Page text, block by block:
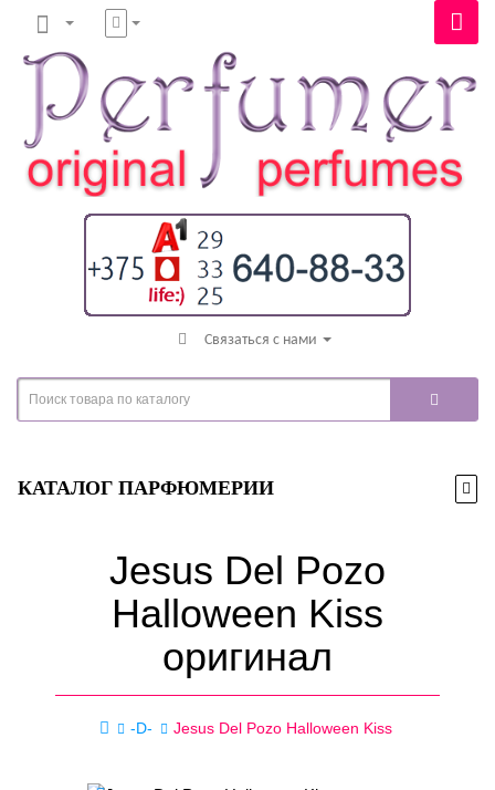
Связаться с нами
КАТАЛОГ ПАРФЮМЕРИИ
Jesus Del Pozo
Halloween Kiss
оригинал
-D- Jesus Del Pozo Halloween Kiss